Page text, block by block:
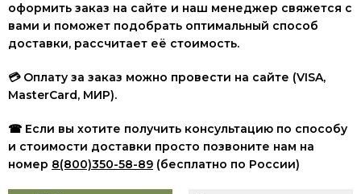
оформить заказ на сайте и наш менеджер свяжется с
вами и поможет подобрать оптимальный способ
доставки, рассчитает её стоимость.
💳 Оплату за заказ можно провести на сайте (VISA,
MasterCard, МИР).
☎ Если вы хотите получить консультацию по способу
и стоимости доставки просто позвоните нам на
номер 8(800)350-58-89 (бесплатно по России)